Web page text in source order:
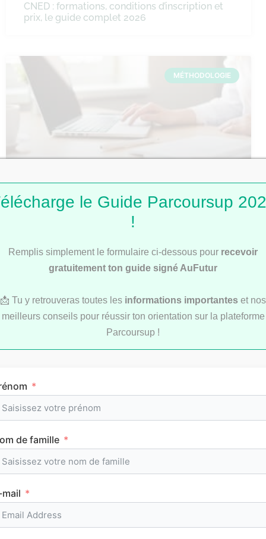
CNED : formations, conditions d’inscription et
prix, le guide complet 2026
MÉTHODOLOGIE
Comment faire une fiche de révision ?
MÉTHODOLOGIE
au lycée ?
le Guide Parcoursup
!
Remplis simplement le formulaire ci-dessous pour recevoir
gratuitement ton guide signé AuFutur
📩 Tu y retrouveras toutes les informations importantes et nos
meilleurs conseils pour réussir ton orientation sur la plateforme
Parcoursup !
de famille